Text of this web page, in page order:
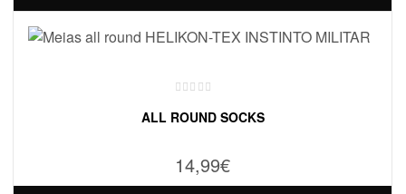
ALL ROUND SOCKS
14,99€